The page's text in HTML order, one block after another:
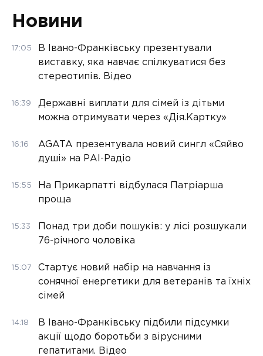
Новини
17:05
В Івано-Франківську презентували
виставку, яка навчає спілкуватися без
стереотипів. Відео
16:39
Державні виплати для сімей із дітьми
можна отримувати через «Дія.Картку»
16:16
AGATA презентувала новий сингл «Сяйво
душі» на РАІ-Радіо
15:55
На Прикарпатті відбулася Патріарша
проща
15:33
Понад три доби пошуків: у лісі розшукали
76-річного чоловіка
15:07
Стартує новий набір на навчання із
сонячної енергетики для ветеранів та їхніх
сімей
14:18
В Івано-Франківську підбили підсумки
акції щодо боротьби з вірусними
гепатитами. Відео